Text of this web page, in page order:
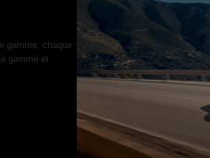
gamme, chaque
gamme et